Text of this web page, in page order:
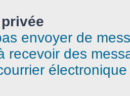
envoyer de
recevoir des